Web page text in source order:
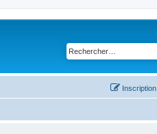
Inscription